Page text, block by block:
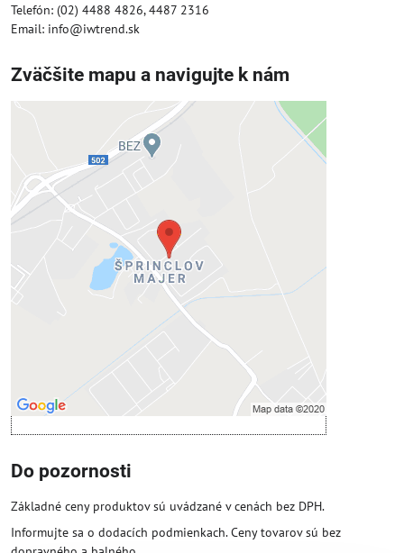
Telefón: (02) 4488 4826, 4487 2316
Email: info@iwtrend.sk
Zväčšite mapu a navigujte k nám
Externý obsah je blokovaný
Prajete si načítať externý obsah?
Povoliť tentokrát
Povoliť a zapamätať - súhlas s druhom
cookie: Funkčné
Otvoriť obsah v novom okne
Do pozornosti
Základné ceny produktov sú uvádzané v cenách bez DPH.
Informujte sa o dodacích podmienkach. Ceny tovarov sú bez